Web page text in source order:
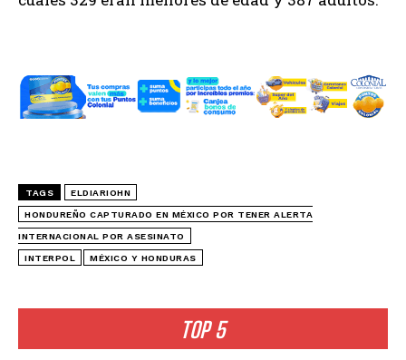
TOP 5
TAGS ELDIARIOHN
HONDUREÑO CAPTURADO EN MÉXICO POR TENER ALERTA
INTERNACIONAL POR ASESINATO
INTERPOL MÉXICO Y HONDURAS